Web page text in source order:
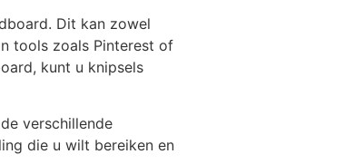
Dit kan zowel
tools zoals Pinterest of
kunt u knipsels
verschillende
die u wilt bereiken en